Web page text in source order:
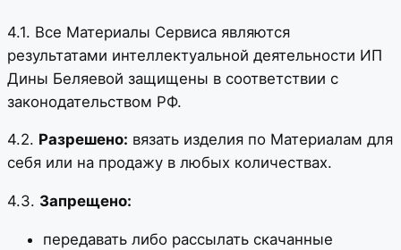
4.1. Все Материалы Сервиса являются
результатами интеллектуальной деятельности ИП
Дины Беляевой защищены в соответствии с
законодательством РФ.
4.2. Разрешено: вязать изделия по Материалам для
себя или на продажу в любых количествах.
4.3. Запрещено:
передавать либо рассылать скачанные